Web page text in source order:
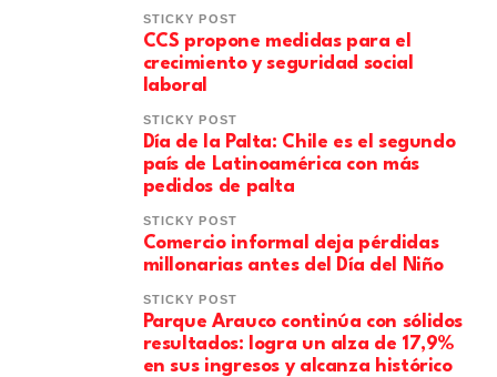
STICKY POST
CCS propone medidas para el
crecimiento y seguridad social
laboral
STICKY POST
Día de la Palta: Chile es el segundo
país de Latinoamérica con más
pedidos de palta
STICKY POST
Comercio informal deja pérdidas
millonarias antes del Día del Niño
STICKY POST
Parque Arauco continúa con sólidos
resultados: logra un alza de 17,9%
en sus ingresos y alcanza histórico